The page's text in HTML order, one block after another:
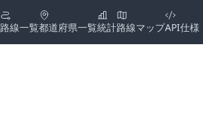
路線一覧都道府県一覧統計路線マップAPI仕様